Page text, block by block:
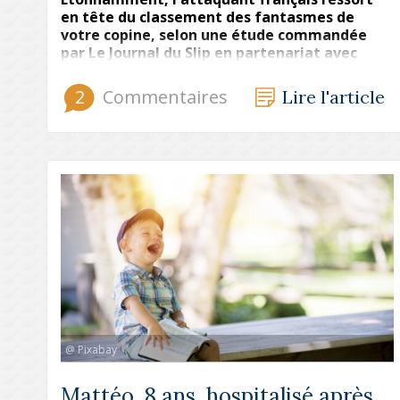
en tête du classement des fantasmes de
votre copine, selon une étude commandée
par Le Journal du Slip en partenariat avec
vous ne figurez pas dans le top 100 de ce
classement.
2 Commentaires Lire l'article
@ Pixabay